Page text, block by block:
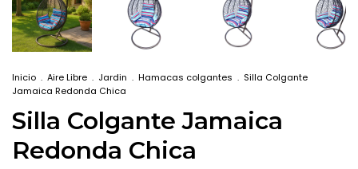
Inicio . Aire Libre . Jardin . Hamacas colgantes . Silla Colgante
Jamaica Redonda Chica
Silla Colgante Jamaica
Redonda Chica